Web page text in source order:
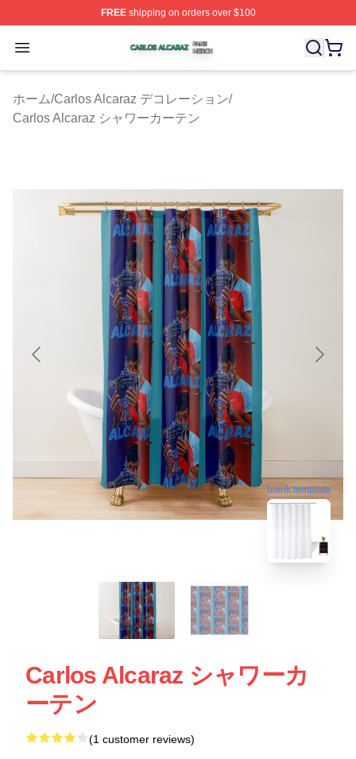
FREEshipping on orders over $100
Open menu
Carlos Alcaraz Shop ⚡️ Officially Licensed Carlos
ホーム/Carlos Alcaraz デコレーション/
Carlos Alcaraz シャワーカーテン
blank template
Carlos Alcaraz シャワーカ
ーテン
(1 customer reviews)